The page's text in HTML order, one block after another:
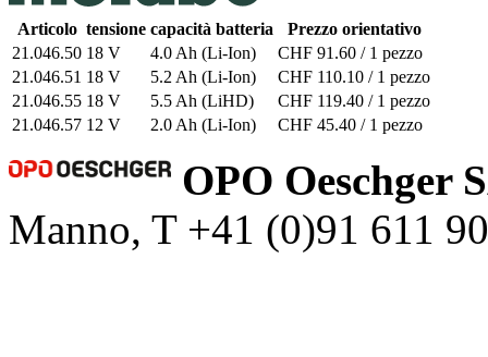
Articolo tensione capacità batteria
Prezzo orientativo
21.046.50 18 V 4.0 Ah (Li-Ion)
CHF 91.60 / 1 pezzo
21.046.51 18 V 5.2 Ah (Li-Ion)
CHF 110.10 / 1 pezzo
21.046.55 18 V 5.5 Ah (LiHD)
CHF 119.40 / 1 pezzo
21.046.57 12 V 2.0 Ah (Li-Ion) CHF 45.40 / 1 pezzo
OPO Oeschger
Manno, T +41 (0)91 611